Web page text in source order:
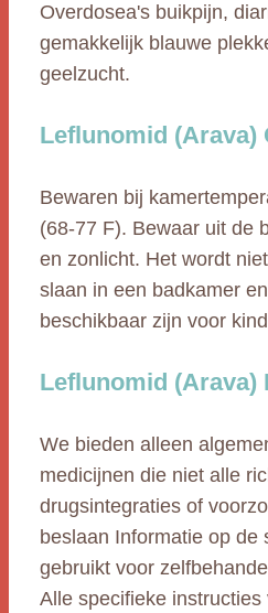
Overdosea's buikpijn,
gemakkelijk blauwe
geelzucht.
Leflunomid (Arava)
Bewaren bij
(68-77 F). Bewaar uit de
en zonlicht. Het wordt
slaan in een badkamer
beschikbaar zijn voor
Leflunomid (Arava)
We bieden alleen
medicijnen die niet alle
drugsintegraties of
beslaan Informatie op de
gebruikt voor
Alle specifieke